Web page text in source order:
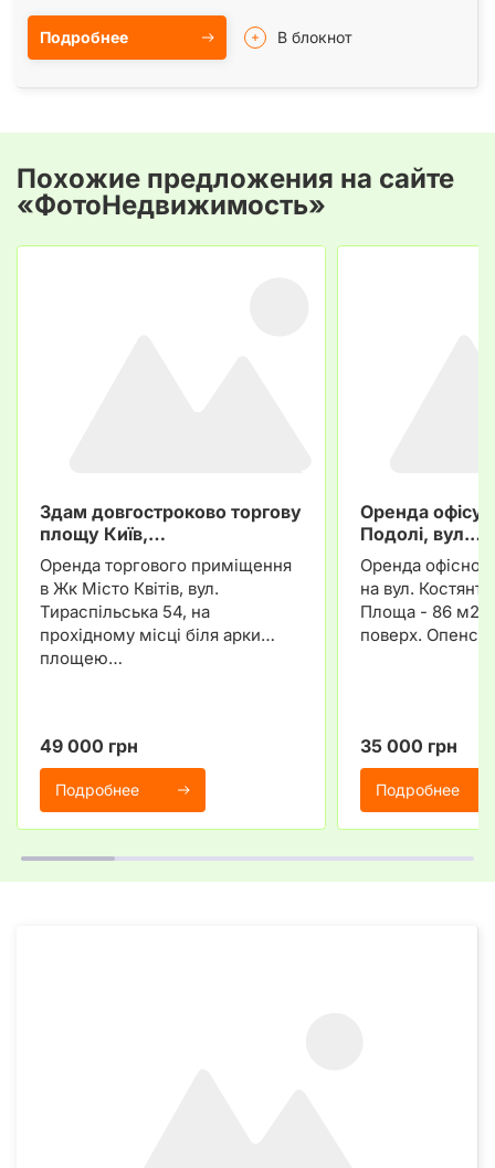
Подробнее В блокнот
Похожие предложения на сайте
«ФотоНедвижимость»
Здам довгостроково торгову
площу Київ,…
Оренда торгового приміщення
в Жк Місто Квітів, вул.
Тираспільська 54, на
прохідному місці біля арки
площею…
49 000 грн
Подробнее
Оренда офісу
Подолі, вул.…
Оренда
на вул.
Площа - 86 м2.
поверх.
35 000 грн
Подробнее